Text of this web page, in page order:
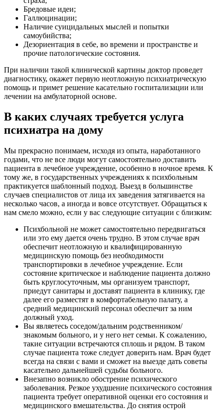
Бредовые идеи;
Галлюцинации;
Наличие суицидальных мыслей и попытки
самоубийства;
Дезориентация в себе, во времени и пространстве и
прочие патологические состояния.
При наличии такой клинической картины доктор проведет
диагностику, окажет первую неотложную психиатрическую
помощь и примет решение касательно госпитализации или
лечении на амбулаторной основе.
В каких случаях требуется услуга
психиатра на дому
Мы прекрасно понимаем, исходя из опыта, наработанного
годами, что не все люди могут самостоятельно доставить
пациента в лечебное учреждение, особенно в ночное время. К
тому же, в государственных учреждениях к психбольным
практикуется шаблонный подход. Выезд в большинстве
случаев специалистов от лица их заведения затягивается на
несколько часов, а иногда и вовсе отсутствует. Обращаться к
нам смело можно, если у вас следующие ситуации с близким:
Психбольной не может самостоятельно передвигаться
или это ему дается очень трудно. В этом случае врач
обеспечит неотложную и квалифицированную
медицинскую помощь без необходимости
транспортировки в лечебное учреждение. Если
состояние критическое и наблюдение пациента должно
быть круглосуточным, мы организуем транспорт,
приедут санитары и доставят пациента в клинику, где
далее его разместят в комфортабельную палату, а
средний медицинский персонал обеспечит за ним
должный уход.
Вы являетесь соседом/дальним родственником/
знакомым больного, и у него нет семьи. К сожалению,
такие ситуации встречаются сплошь и рядом. В таком
случае пациента тоже следует доверить нам. Врач будет
всегда на связи с вами и сможет на выезде дать советы
касательно дальнейшей судьбы больного.
Внезапно возникло обострение психического
заболевания. Резкое ухудшение психического состояния
пациента требует оперативной оценки его состояния и
медицинского вмешательства. До снятия острой